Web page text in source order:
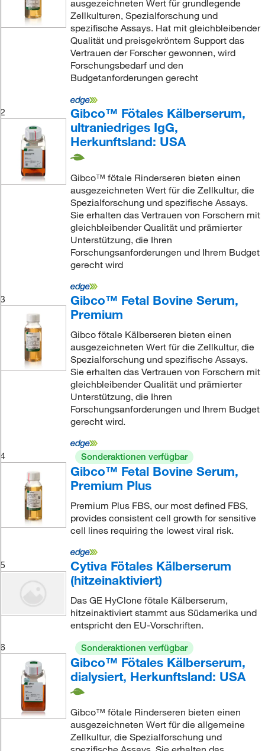
ausgezeichneten Wert für grundlegende
Zellkulturen, Spezialforschung und
spezifische Assays. Hat mit gleichbleibender
Qualität und preisgekröntem Support das
Vertrauen der Forscher gewonnen, wird
Forschungsbedarf und den
Budgetanforderungen gerecht
2
Gibco™ Fötales Kälberserum,
ultraniedriges IgG,
Herkunftsland: USA
Gibco™ fötale Rinderseren bieten einen
ausgezeichneten Wert für die Zellkultur, die
Spezialforschung und spezifische Assays.
Sie erhalten das Vertrauen von Forschern mit
gleichbleibender Qualität und prämierter
Unterstützung, die Ihren
Forschungsanforderungen und Ihrem Budget
gerecht wird
3
Gibco™ Fetal Bovine Serum,
Premium
Gibco fötale Kälberseren bieten einen
ausgezeichneten Wert für die Zellkultur, die
Spezialforschung und spezifische Assays.
Sie erhalten das Vertrauen von Forschern mit
gleichbleibender Qualität und prämierter
Unterstützung, die Ihren
Forschungsanforderungen und Ihrem Budget
gerecht wird.
4 Sonderaktionen verfügbar
Gibco™ Fetal Bovine Serum,
Premium Plus
Premium Plus FBS, our most defined FBS,
provides consistent cell growth for sensitive
cell lines requiring the lowest viral risk.
5
Cytiva Fötales Kälberserum
(hitzeinaktiviert)
Das GE HyClone fötale Kälberserum,
hitzeinaktiviert stammt aus Südamerika und
entspricht den EU-Vorschriften.
6
Sonderaktionen verfügbar
Gibco™ Fötales Kälberserum,
dialysiert, Herkunftsland: USA
Gibco™ fötale Rinderseren bieten einen
ausgezeichneten Wert für die allgemeine
Zellkultur, die Spezialforschung und